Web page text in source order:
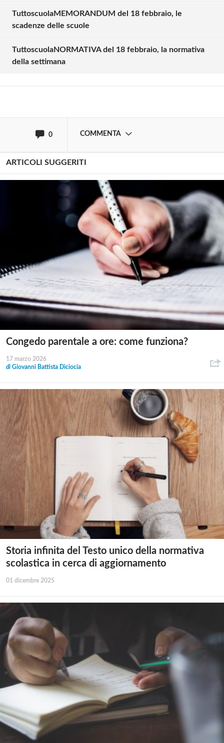
TuttoscuolaMEMORANDUM del 18 febbraio, le
scadenze delle scuole
TuttoscuolaNORMATIVA del 18 febbraio, la normativa
della settimana
0 COMMENTA
Solo gli utenti registrati possono
Effettua il
ARTICOLI SUGGERITI
Congedo parentale a ore: come funziona?
17 marzo 2026
di Giovanni Battista Diciocia
Storia infinita del Testo unico della normativa
scolastica in cerca di aggiornamento
01 dicembre 2025